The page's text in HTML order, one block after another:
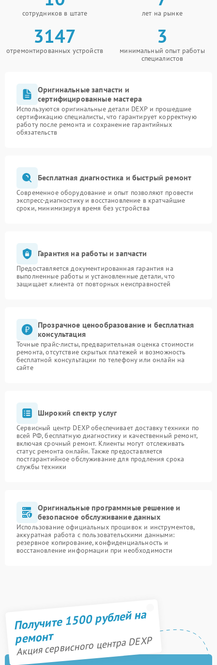
сотрудников в штате лет на рынке
3147
отремонтированных устройств
3
минимальный опыт работы
специалистов
Оригинальные запчасти и
сертифицированные мастера
Используются оригинальные детали DEXP и прошедшие
сертификацию специалисты, что гарантирует корректную
работу после ремонта и сохранение гарантийных
обязательств
Бесплатная диагностика и быстрый ремонт
Современное оборудование и опыт позволяют провести
экспресс-диагностику и восстановление в кратчайшие
сроки, минимизируя время без устройства
Гарантия на работы и запчасти
Предоставляется документированная гарантия на
выполненные работы и установленные детали, что
защищает клиента от повторных неисправностей
Прозрачное ценообразование и бесплатная
консультация
Точные прайс-листы, предварительная оценка стоимости
ремонта, отсутствие скрытых платежей и возможность
бесплатной консультации по телефону или онлайн на
сайте
Широкий спектр услуг
Сервисный центр DEXP обеспечивает доставку техники по
всей РФ, бесплатную диагностику и качественный ремонт,
включая срочный ремонт. Клиенты могут отслеживать
статус ремонта онлайн. Также предоставляется
постгарантийное обслуживание для продления срока
службы техники
Оригинальные программные решение и
безопасное обслуживание данных
Использование официальных прошивок и инструментов,
аккуратная работа с пользовательскими данными:
резервное копирование, конфиденциальность и
восстановление информации при необходимости
Получите 1500 рублей на
ремонт
Акция сервисного центра DEXP